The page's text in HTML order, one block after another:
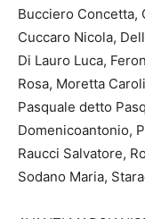
Bucciero Concetta,
Cuccaro Nicola,
Di Lauro Luca,
Rosa, Moretta
Pasquale detto
Domenicoantonio,
Raucci Salvatore,
Sodano Maria,